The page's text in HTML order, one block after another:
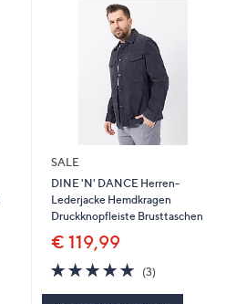
SALE
DINE 'N' DANCE Herren-
Lederjacke Hemdkragen
Druckknopfleiste Brusttaschen
€ 119,99
5.0
von
(3)3